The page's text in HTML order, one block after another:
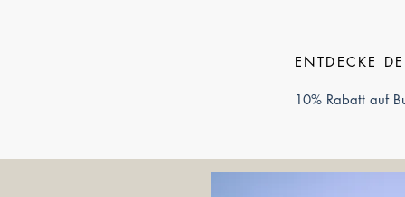
ENTDECKE
10% Rabatt auf